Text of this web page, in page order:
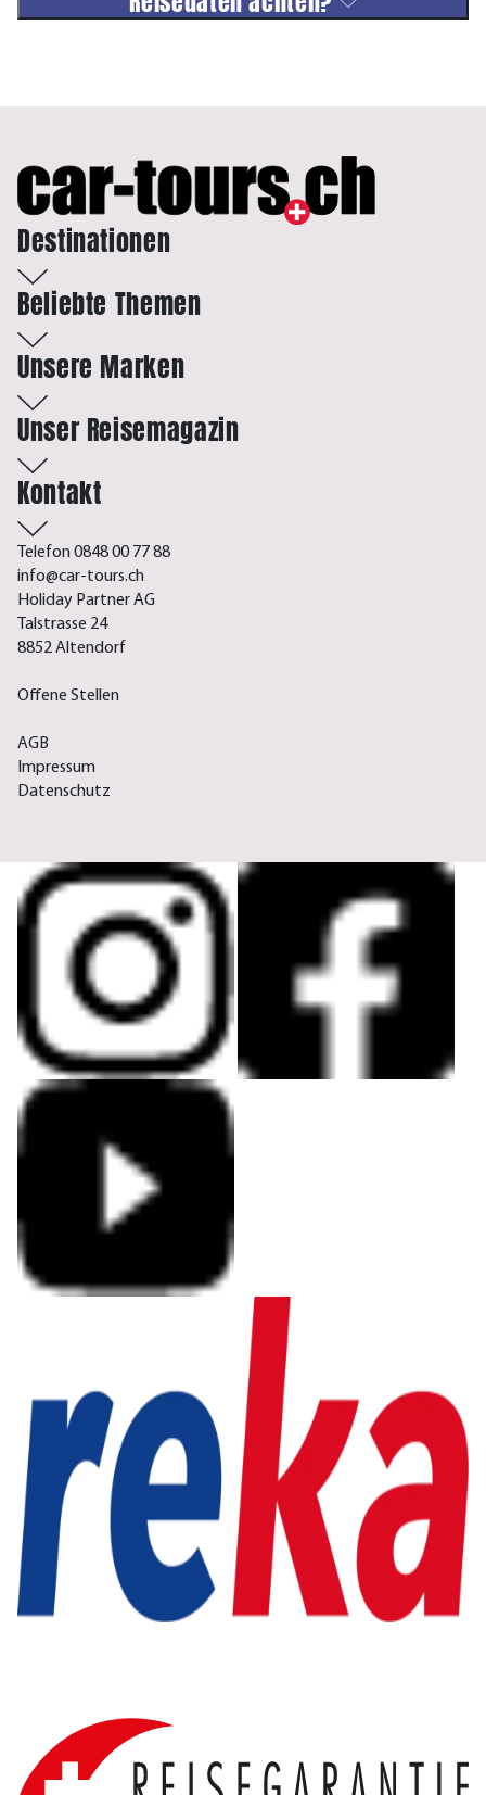
Destinationen
Beliebte Themen
Unsere Marken
Unser Reisemagazin
Kontakt
Telefon 0848 00 77 88
info@car-tours.ch
Holiday Partner AG
Talstrasse 24
8852 Altendorf
Offene Stellen
AGB
Impressum
Datenschutz